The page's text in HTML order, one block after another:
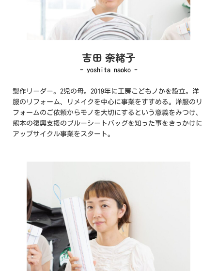
吉田 奈緒子
- yoshita naoko -
製作リーダー。2児の母。2019年に工房こどもノかを設立。洋
服のリフォーム、リメイクを中心に事業をすすめる。洋服のリ
フォームのご依頼からモノを大切にするという意義をみつけ、
熊本の復興支援のブルーシートバッグを知った事をきっかけに
アップサイクル事業をスタート。